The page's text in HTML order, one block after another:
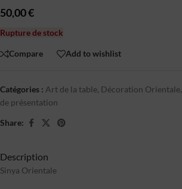
50,00€
Rupture de stock
Compare Add to wishlist
Catégories : Art de la table, Décoration Orientale,
de présentation
Share:
Description
Sinya Orientale